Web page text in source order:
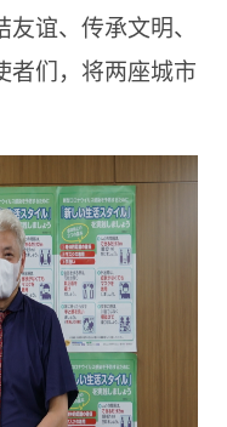
谊、传承文明、
者们，将两座城市